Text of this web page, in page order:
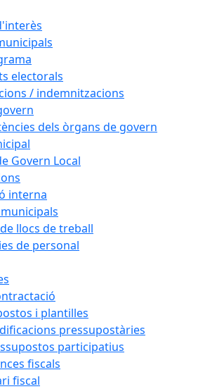
electorals
/ indemnitzacions
dels òrgans de govern
Govern Local
interna
llocs de treball
de personal
i plantilles
pressupostàries
participatius
fiscals
fiscal